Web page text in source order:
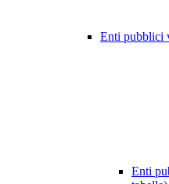
Enti pubblici
Enti